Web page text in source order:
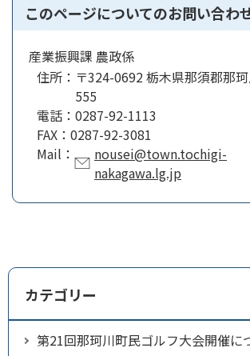
このページについてのお問い合わ
産業振興課 農政係
住所： 〒324-0692 栃木県那須郡那
555
電話： 0287-92-1113
FAX： 0287-92-3081
Mail：
nousei@town.tochigi-
nakagawa.lg.jp
カテゴリー
第21回那珂川町民ゴルフ大会開催に